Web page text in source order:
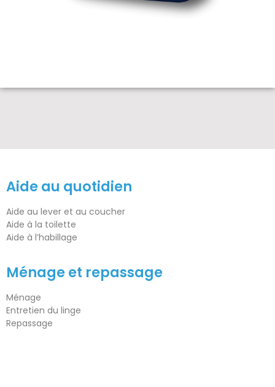
Aide au quotidien
Aide au lever et au coucher
Aide à la toilette
Aide à l’habillage
Ménage et repassage
Ménage
Entretien du linge
Repassage